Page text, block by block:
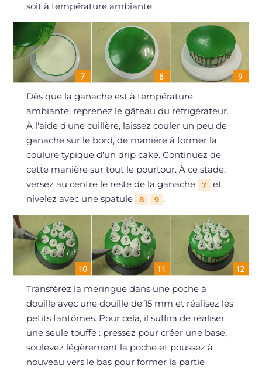
soit à température ambiante.
Dès que la ganache est à température
ambiante, reprenez le gâteau du réfrigérateur.
À l'aide d'une cuillère, laissez couler un peu de
ganache sur le bord, de manière à former la
coulure typique d'un drip cake. Continuez de
cette manière sur tout le pourtour. À ce stade,
versez au centre le reste de la ganache
7
et
nivelez avec une spatule
8 9 .
Transférez la meringue dans une poche à
douille avec une douille de 15 mm et réalisez les
petits fantômes. Pour cela, il suffira de réaliser
une seule touffe : pressez pour créer une base,
soulevez légèrement la poche et poussez à
nouveau vers le bas pour former la partie